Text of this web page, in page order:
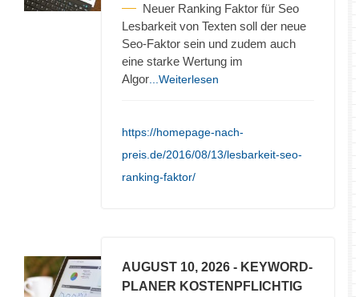
Neuer Ranking Faktor für Seo
Lesbarkeit von Texten soll der neue
Seo-Faktor sein und zudem auch
eine starke Wertung im
Algor ...Weiterlesen
https://homepage-nach-
preis.de/2016/08/13/lesbarkeit-seo-
ranking-faktor/
AUGUST 10, 2026 - KEYWORD-
PLANER KOSTENPFLICHTIG